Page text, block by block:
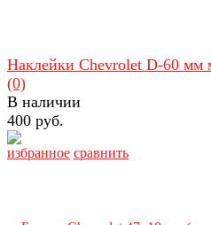
избранное сравнить
Наклейки Chevrolet D-60 мм
(0)
В наличии
400 руб.